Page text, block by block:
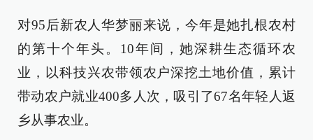
对95后新农人华梦丽来说，今年是她扎根农村
的第十个年头。10年间，她深耕生态循环农
业，以科技兴农带领农户深挖土地价值，累计
带动农户就业400多人次，吸引了67名年轻人返
乡从事农业。